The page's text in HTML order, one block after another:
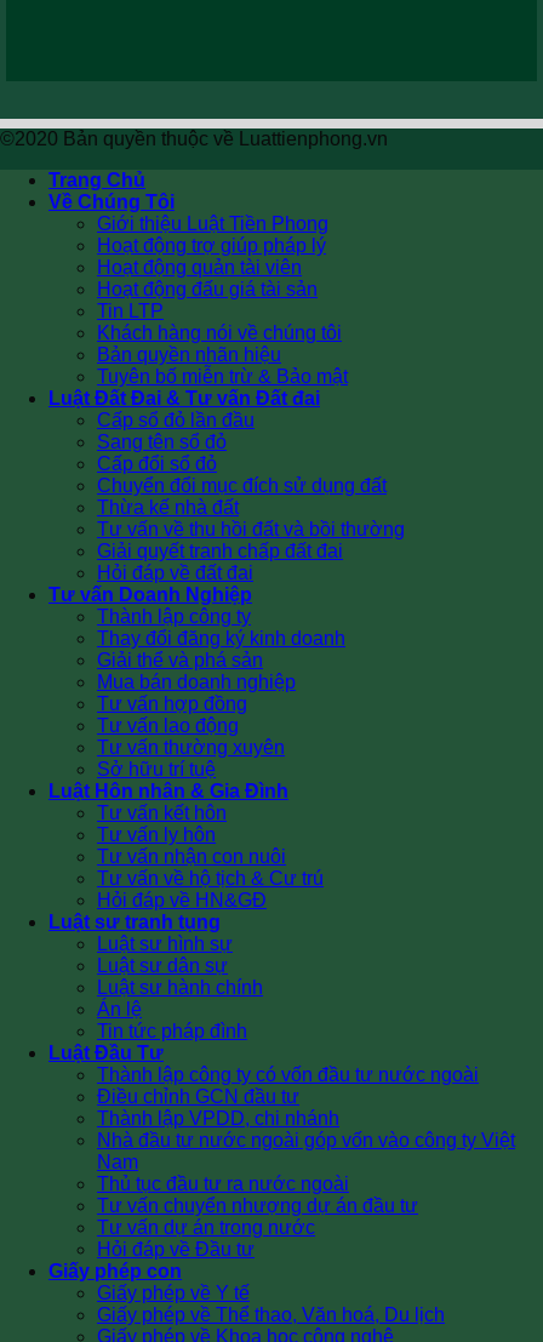
©2020 Bản quyền thuộc về Luattienphong.vn
Trang Chủ
Về Chúng Tôi
Giới thiệu Luật Tiền Phong
Hoạt động trợ giúp pháp lý
Hoạt động quản tài viên
Hoạt động đấu giá tài sản
Tin LTP
Khách hàng nói về chúng tôi
Bản quyền nhãn hiệu
Tuyên bố miễn trừ & Bảo mật
Luật Đất Đai & Tư vấn Đất đai
Cấp sổ đỏ lần đầu
Sang tên sổ đỏ
Cấp đổi sổ đỏ
Chuyển đổi mục đích sử dụng đất
Thừa kế nhà đất
Tư vấn về thu hồi đất và bồi thường
Giải quyết tranh chấp đất đai
Hỏi đáp về đất đai
Tư vấn Doanh Nghiệp
Thành lập công ty
Thay đổi đăng ký kinh doanh
Giải thể và phá sản
Mua bán doanh nghiệp
Tư vấn hợp đồng
Tư vấn lao động
Tư vấn thường xuyên
Sở hữu trí tuệ
Luật Hôn nhân & Gia Đình
Tư vấn kết hôn
Tư vấn ly hôn
Tư vấn nhận con nuôi
Tư vấn về hộ tịch & Cư trú
Hỏi đáp về HN&GĐ
Luật sư tranh tụng
Luật sư hình sự
Luật sư dân sự
Luật sư hành chính
Án lệ
Tin tức pháp đình
Luật Đầu Tư
Thành lập công ty có vốn đầu tư nước ngoài
Điều chỉnh GCN đầu tư
Thành lập VPDD, chi nhánh
Nhà đầu tư nước ngoài góp vốn vào công ty Việt
Nam
Thủ tục đầu tư ra nước ngoài
Tư vấn chuyển nhượng dự án đầu tư
Tư vấn dự án trong nước
Hỏi đáp về Đầu tư
Giấy phép con
Giấy phép về Y tế
Giấy phép về Thể thao, Văn hoá, Du lịch
Giấy phép về Khoa học công nghệ